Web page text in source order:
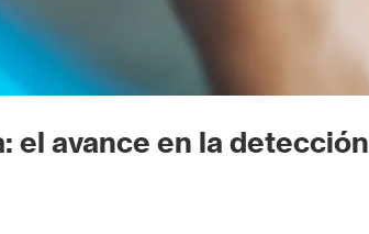
el avance en la detección